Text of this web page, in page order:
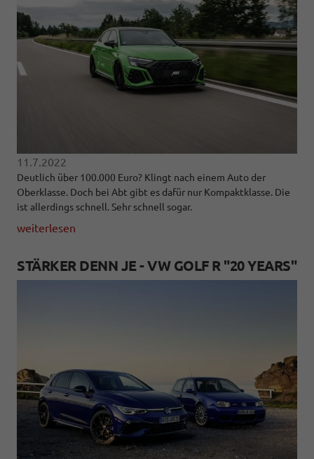
11.7.2022
Deutlich über 100.000 Euro? Klingt nach einem Auto der
Oberklasse. Doch bei Abt gibt es dafür nur Kompaktklasse. Die
ist allerdings schnell. Sehr schnell sogar.
weiterlesen
STÄRKER DENN JE - VW GOLF R "20 YEARS"